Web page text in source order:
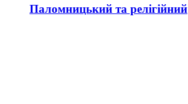
Паломницький та релігійний